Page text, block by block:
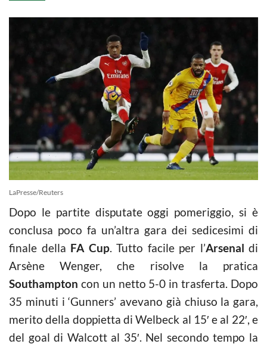
LaPresse/Reuters
Dopo le partite disputate oggi pomeriggio, si è
conclusa poco fa un’altra gara dei sedicesimi di
finale della FA Cup. Tutto facile per l’Arsenal di
Arsène Wenger, che risolve la pratica
Southampton con un netto 5-0 in trasferta. Dopo
35 minuti i ‘Gunners’ avevano già chiuso la gara,
merito della doppietta di Welbeck al 15′ e al 22′, e
del goal di Walcott al 35′. Nel secondo tempo la